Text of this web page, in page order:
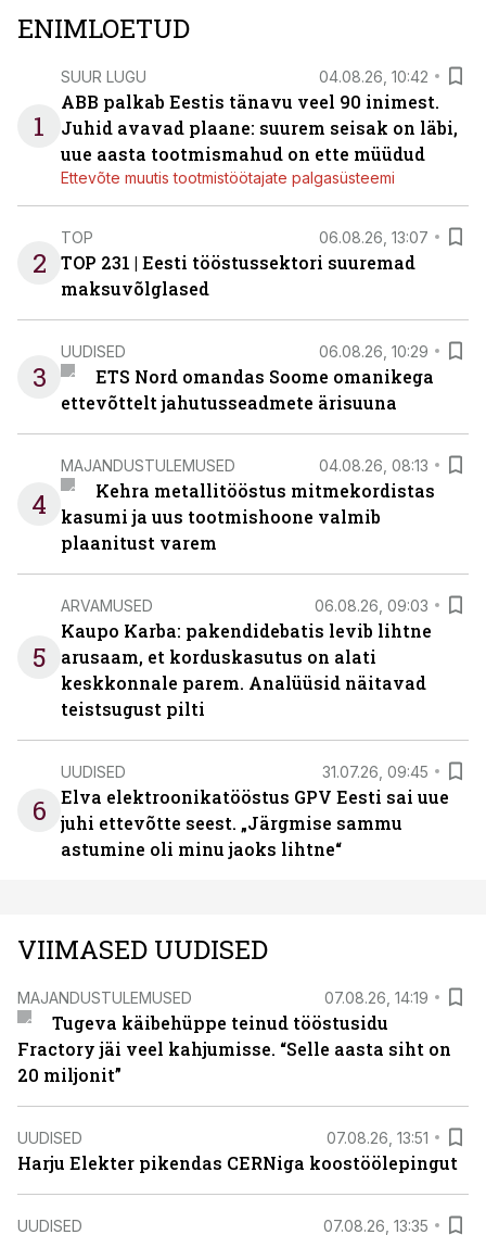
ENIMLOETUD
1
SUUR LUGU 04.08.26, 10:42
ABB palkab Eestis tänavu veel 90 inimest.
Juhid avavad plaane: suurem seisak on läbi,
uue aasta tootmismahud on ette müüdud
Ettevõte muutis tootmistöötajate palgasüsteemi
2
TOP 06.08.26, 13:07
TOP 231 | Eesti tööstussektori suuremad
maksuvõlglased
3
UUDISED 06.08.26, 10:29
ETS Nord omandas Soome omanikega
ettevõttelt jahutusseadmete ärisuuna
4
MAJANDUSTULEMUSED 04.08.26, 08:13
Kehra metallitööstus mitmekordistas
kasumi ja uus tootmishoone valmib
plaanitust varem
5
ARVAMUSED 06.08.26, 09:03
Kaupo Karba: pakendidebatis levib lihtne
arusaam, et korduskasutus on alati
keskkonnale parem. Analüüsid näitavad
teistsugust pilti
6
UUDISED 31.07.26, 09:45
Elva elektroonikatööstus GPV Eesti sai uue
juhi ettevõtte seest. „Järgmise sammu
astumine oli minu jaoks lihtne“
VIIMASED UUDISED
MAJANDUSTULEMUSED 07.08.26, 14:19
Tugeva käibehüppe teinud tööstusidu
Fractory jäi veel kahjumisse. “Selle aasta siht on
20 miljonit”
UUDISED 07.08.26, 13:51
Harju Elekter pikendas CERNiga koostöölepingut
UUDISED 07.08.26, 13:35